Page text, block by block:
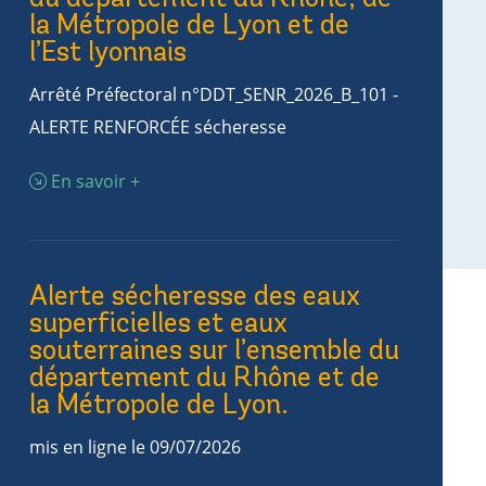
la Métropole de Lyon et de
l’Est lyonnais
Arrêté Préfectoral n°DDT_SENR_2026_B_101 -
ALERTE RENFORCÉE sécheresse
En savoir +
Alerte sécheresse des eaux
superficielles et eaux
souterraines sur l’ensemble du
département du Rhône et de
la Métropole de Lyon.
mis en ligne le 09/07/2026